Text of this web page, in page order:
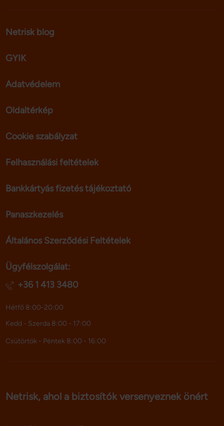
Netrisk blog
GYIK
Adatvédelem
Oldaltérkép
Cookie szabályzat
Felhasználási feltételek
Bankkártyás fizetés tájékoztató
Panaszkezelés
Általános Szerződési Feltételek
Ügyfélszolgálat:
+36 1 413 3480
Hétfő 8:00-20:00
Kedd - Szerda 8:00 - 17:00
Csütörtök - Péntek 8:00 - 16:00
Netrisk, ahol a biztosítók versenyeznek önért